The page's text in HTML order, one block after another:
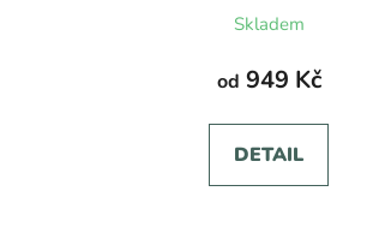
Skladem
od 949 Kč
DETAIL